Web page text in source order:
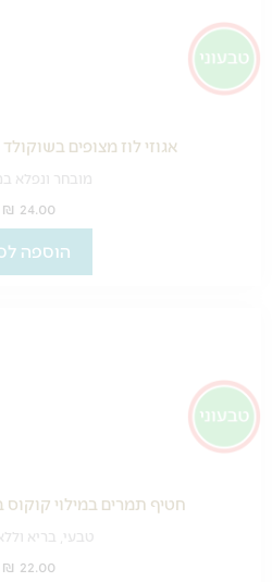
אגוזי לוז מצופים בשוקולד
מובחר ונפלא
₪ 24.00
הוספה
חטיף תמרים במילוי קוקוס
טבעי, בריא
₪ 22.00